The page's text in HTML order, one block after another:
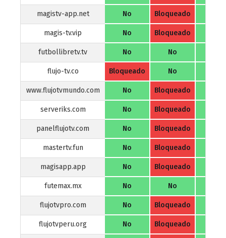
magistv-app.net No Bloqueado
magis-tv.vip No Bloqueado
futbollibretv.tv No No
flujo-tv.co Bloqueado No
www.flujotvmundo.com No Bloqueado
serveriks.com No Bloqueado
panelflujotv.com No Bloqueado
mastertv.fun No Bloqueado
magisapp.app No Bloqueado
futemax.mx No No
flujotvpro.com No Bloqueado
flujotvperu.org No Bloqueado